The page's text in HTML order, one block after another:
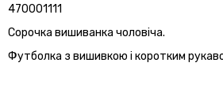
470001111
Сорочка вишиванка чоловіча.
Футболка з вишивкою і коротким